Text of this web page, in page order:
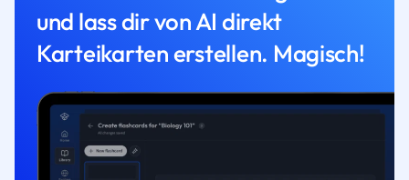
und lass dir von AI direkt
Karteikarten erstellen. Magisch!